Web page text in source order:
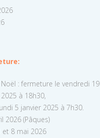
: fermeture le vendredi 19
à 18h30,
5 janvier 2025 à 7h30.
2026 (Pâques)
et 8 mai 2026